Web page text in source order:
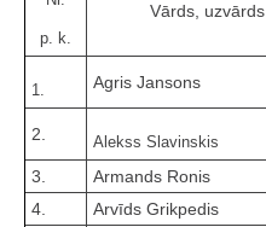
p. k.
Vārds, uzvārds
1. Agris Jansons
2. Alekss Slavinskis
3. Armands Ronis
4.
Arvīds Grikpedis